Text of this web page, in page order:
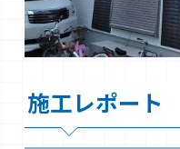
施工レポート